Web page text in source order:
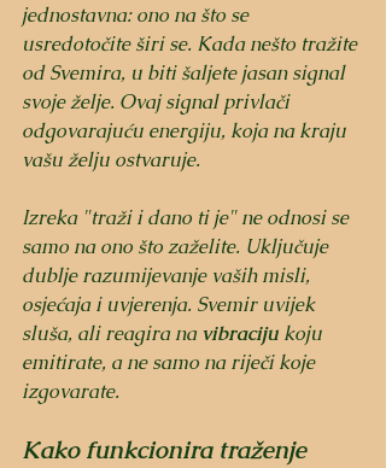
jednostavna: ono na što se
usredotočite širi se. Kada nešto tražite
od Svemira, u biti šaljete jasan signal
svoje želje. Ovaj signal privlači
odgovarajuću energiju, koja na kraju
vašu želju ostvaruje.
Izreka "traži i dano ti je" ne odnosi se
samo na ono što zaželite. Uključuje
dublje razumijevanje vaših misli,
osjećaja i uvjerenja. Svemir uvijek
sluša, ali reagira na vibraciju koju
emitirate, a ne samo na riječi koje
izgovarate.
Kako funkcionira traženje